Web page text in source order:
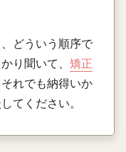
どういう順序で
り聞いて、 矯正
れでも納得いか
てください。